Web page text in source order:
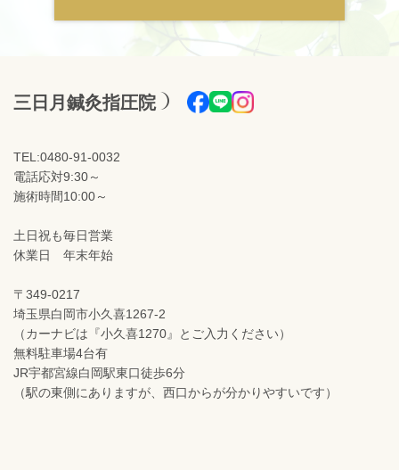
三日月鍼灸指圧院
TEL:0480-91-0032
電話応対9:30～
施術時間10:00～
土日祝も毎日営業
休業日 年末年始
〒349-0217
埼玉県白岡市小久喜1267-2
（カーナビは『小久喜1270』とご入力ください）
無料駐車場4台有
JR宇都宮線白岡駅東口徒歩6分
（駅の東側にありますが、西口からが分かりやすいです）